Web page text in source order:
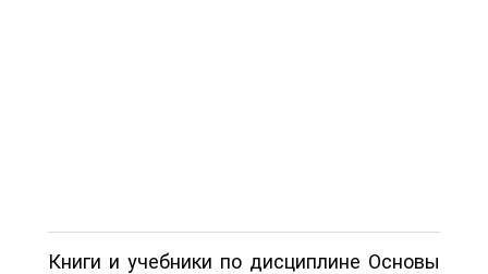
Книги и учебники по дисциплине Основы